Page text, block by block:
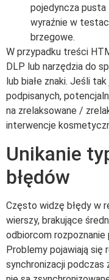
pojedyncza pusta
wyraźnie w
brzegowe.
W przypadku treści
DLP lub narzędzia do
lub białe znaki. Jeśli
podpisanych,
na zrelaksowane /
interwencje
Unikanie
błędów
Często widzę błędy w
wierszy, brakujące
odbiorcom rozpoznanie
Problemy pojawiają się
synchronizacji podczas